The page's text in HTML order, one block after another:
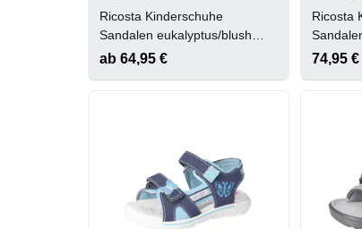
Ricosta Kinderschuhe
Sandalen eukalyptus/blush
(Erdbeere)
ab 64,95 €
Ricosta
74,95 €